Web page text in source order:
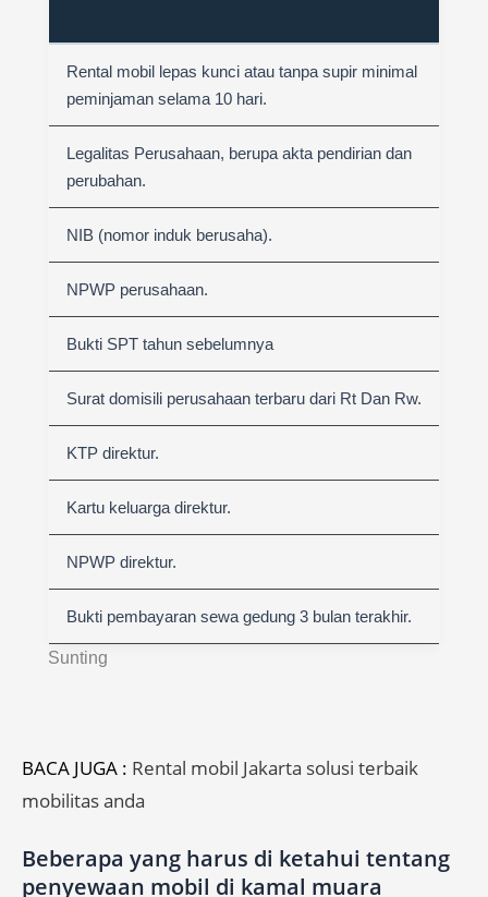
Sunting
Rental mobil lepas kunci atau tanpa supir minimal
peminjaman selama 10 hari.
Legalitas Perusahaan, berupa akta pendirian dan
perubahan.
NIB (nomor induk berusaha).
NPWP perusahaan.
Bukti SPT tahun sebelumnya
Surat domisili perusahaan terbaru dari Rt Dan Rw.
KTP direktur.
Kartu keluarga direktur.
NPWP direktur.
Bukti pembayaran sewa gedung 3 bulan terakhir.
BACA JUGA : Rental mobil Jakarta solusi terbaik
mobilitas anda
Beberapa yang harus di ketahui tentang
penyewaan mobil di kamal muara